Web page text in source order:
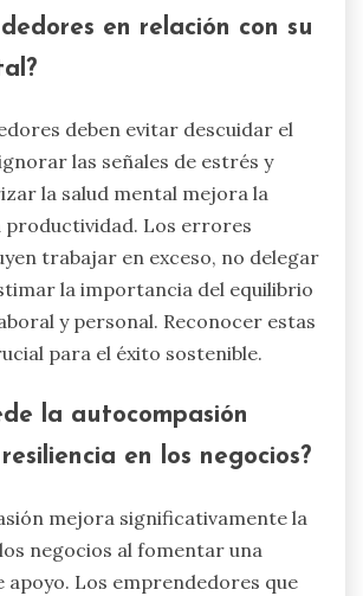
en relación con su
deben evitar descuidar el
las señales de estrés y
la salud mental mejora la
productividad. Los errores
trabajar en exceso, no delegar
la importancia del equilibrio
y personal. Reconocer estas
para el éxito sostenible.
la autocompasión
en los negocios?
mejora significativamente la
negocios al fomentar una
apoyo. Los emprendedores que